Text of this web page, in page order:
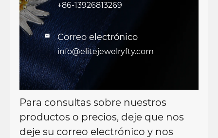
+86-13926813269
 Correo electrónico
info@elitejewelryfty.com
Para consultas sobre nuestros
productos o precios, deje que nos
deje su correo electrónico y nos